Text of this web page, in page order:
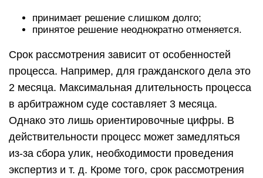
принимает решение слишком долго;
принятое решение неоднократно отменяется.
Срок рассмотрения зависит от особенностей
процесса. Например, для гражданского дела это
2 месяца. Максимальная длительность процесса
в арбитражном суде составляет 3 месяца.
Однако это лишь ориентировочные цифры. В
действительности процесс может замедляться
из-за сбора улик, необходимости проведения
экспертиз и т. д. Кроме того, срок рассмотрения